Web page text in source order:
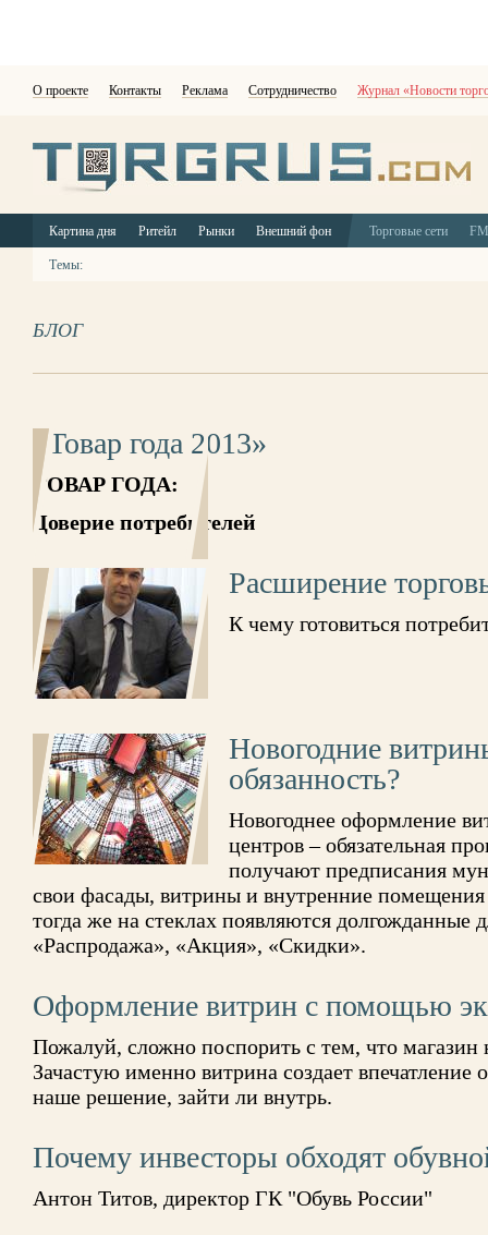
О проекте Контакты Реклама Сотрудничество Журнал «Новости
Картина дня Ритейл Рынки Внешний фон Торговые сети
Темы:
БЛОГ
«Товар года 2013»
ТОВАР ГОДА:
Доверие потребителей
Расширение
К чему готовиться
Новогодние
обязанность?
Новогоднее оформление
центров – обязательная
получают предписания
свои фасады, витрины и внутренние помещения
тогда же на стеклах появляются долгожданные
«Распродажа», «Акция», «Скидки».
Оформление витрин с помощью
Пожалуй, сложно поспорить с тем, что магазин
Зачастую именно витрина создает впечатление
наше решение, зайти ли внутрь.
Почему инвесторы обходят
Антон Титов, директор ГК "Обувь России"